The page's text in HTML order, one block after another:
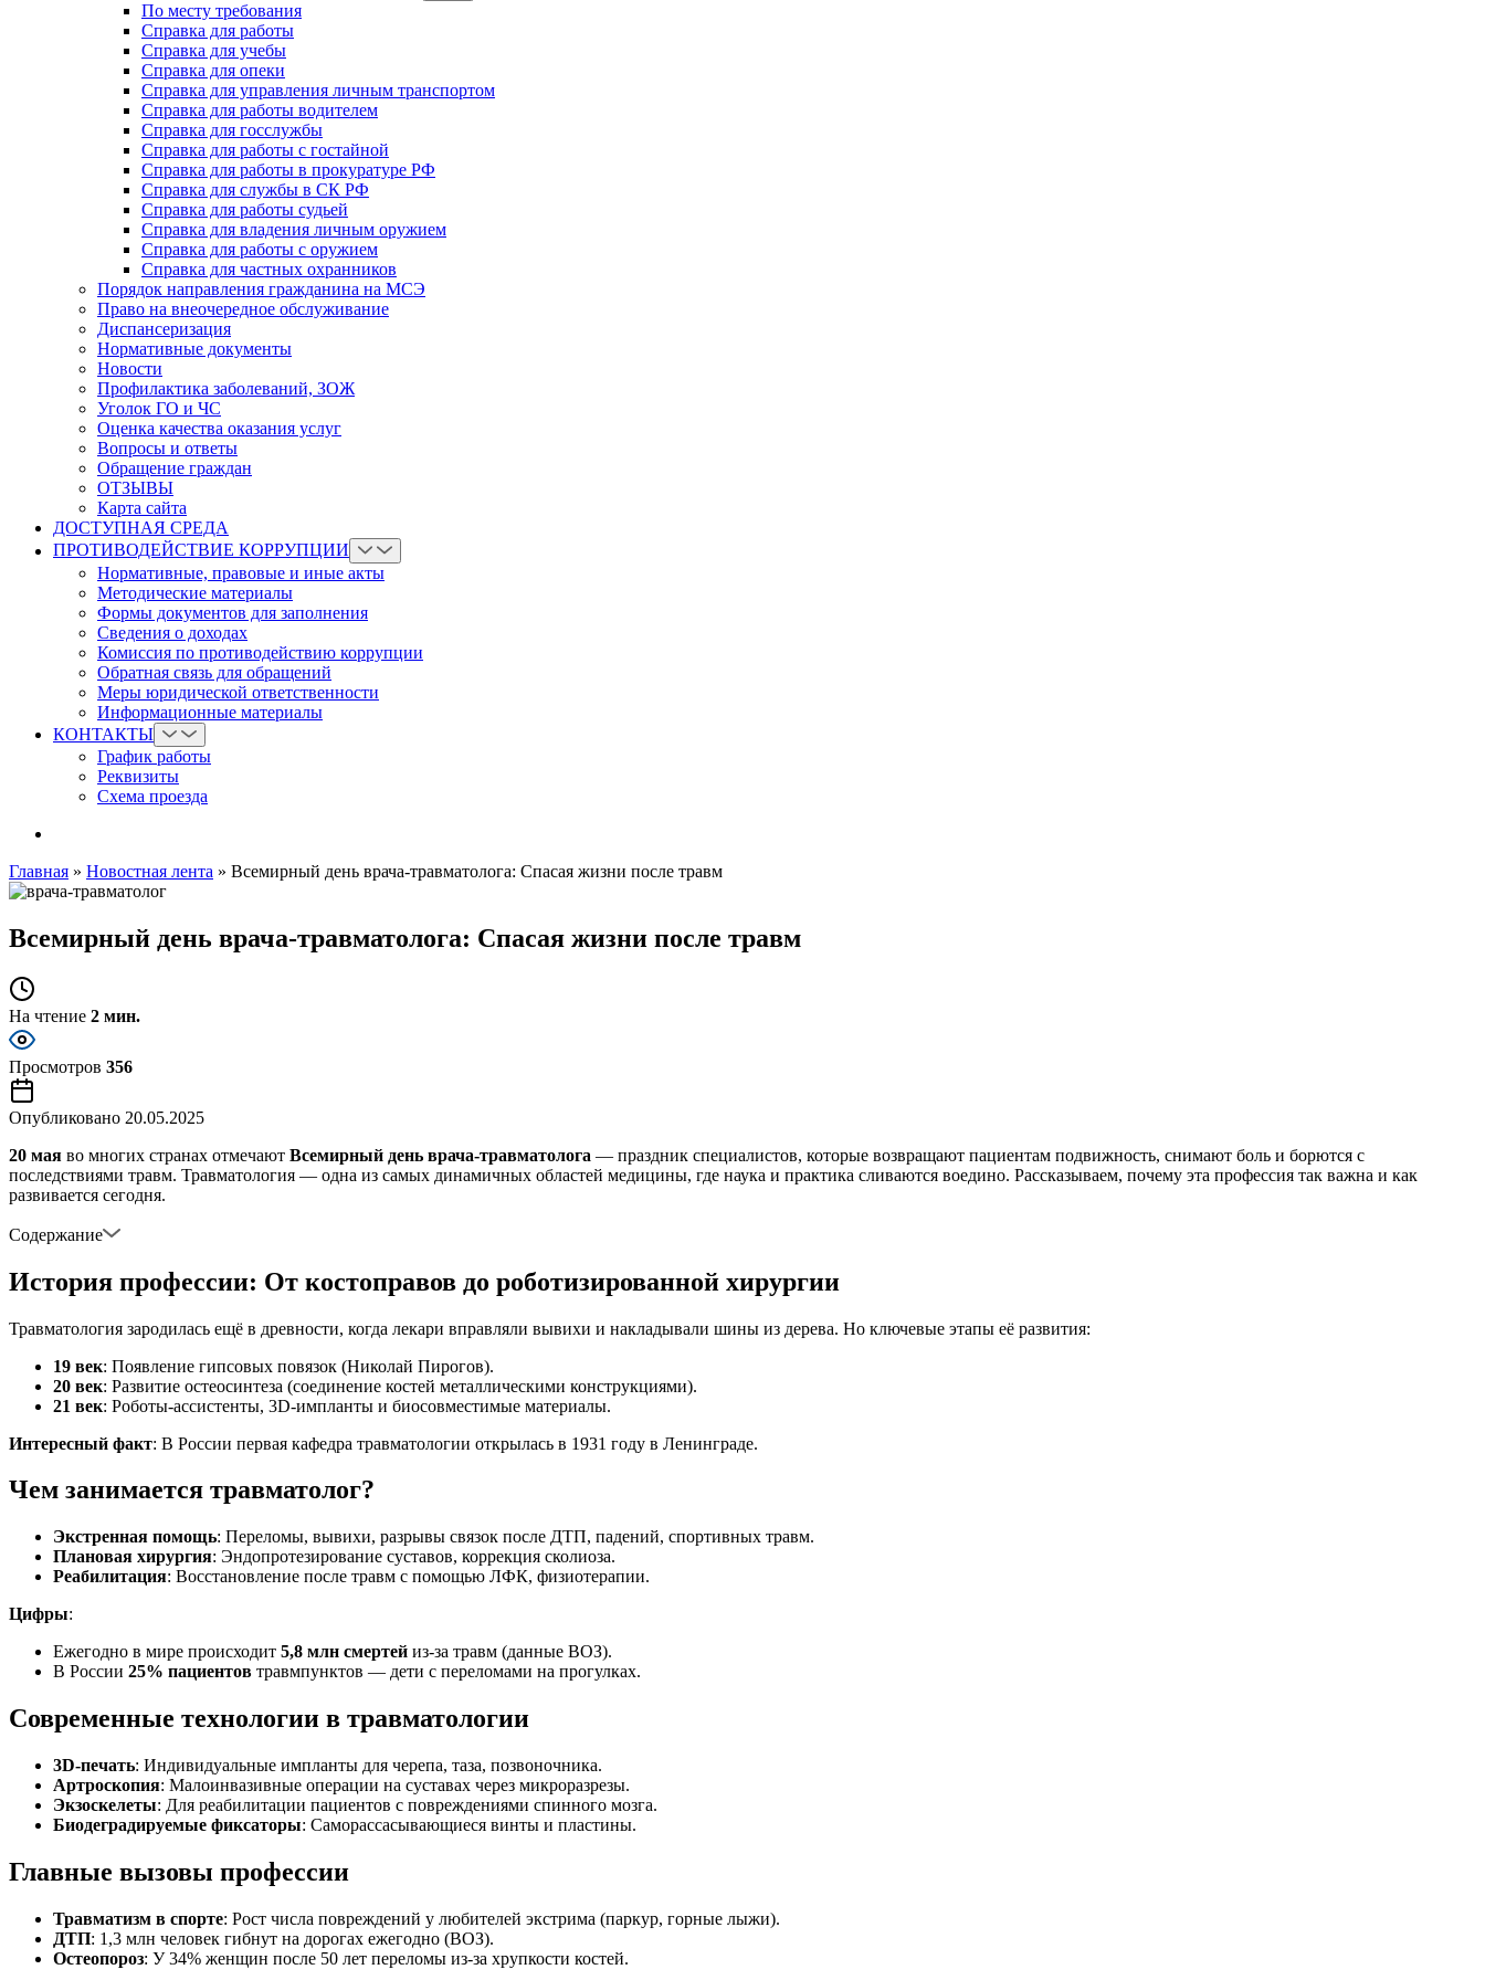
По месту требования
Справка для работы
Справка для учебы
Справка для опеки
Справка для управления личным транспортом
Справка для работы водителем
Справка для госслужбы
Справка для работы с гостайной
Справка для работы в прокуратуре РФ
Справка для службы в СК РФ
Справка для работы судьей
Справка для владения личным оружием
Справка для работы с оружием
Справка для частных охранников
Порядок направления гражданина на МСЭ
Право на внеочередное обслуживание
Диспансеризация
Нормативные документы
Новости
Профилактика заболеваний, ЗОЖ
Уголок ГО и ЧС
Оценка качества оказания услуг
Вопросы и ответы
Обращение граждан
ОТЗЫВЫ
Карта сайта
ДОСТУПНАЯ СРЕДА
ПРОТИВОДЕЙСТВИЕ КОРРУПЦИИ
Нормативные, правовые и иные акты
Методические материалы
Формы документов для заполнения
Сведения о доходах
Комиссия по противодействию коррупции
Обратная связь для обращений
Меры юридической ответственности
Информационные материалы
КОНТАКТЫ
График работы
Реквизиты
Схема проезда
Главная » Новостная лента » Всемирный день врача-травматолога: Спасая жизни после травм
Всемирный день врача-травматолога: Спасая жизни после травм
На чтение 2 мин.
Просмотров 356
Опубликовано 20.05.2025
20 мая во многих странах отмечают Всемирный день врача-травматолога — праздник специалистов, которые возвращают пациентам подвижность, снимают боль и борются с
последствиями травм. Травматология — одна из самых динамичных областей медицины, где наука и практика сливаются воедино. Рассказываем, почему эта профессия так важна и как
развивается сегодня.
Содержание
История профессии: От костоправов до роботизированной хирургии
Травматология зародилась ещё в древности, когда лекари вправляли вывихи и накладывали шины из дерева. Но ключевые этапы её развития:
19 век: Появление гипсовых повязок (Николай Пирогов).
20 век: Развитие остеосинтеза (соединение костей металлическими конструкциями).
21 век: Роботы-ассистенты, 3D-импланты и биосовместимые материалы.
Интересный факт: В России первая кафедра травматологии открылась в 1931 году в Ленинграде.
Чем занимается травматолог?
Экстренная помощь: Переломы, вывихи, разрывы связок после ДТП, падений, спортивных травм.
Плановая хирургия: Эндопротезирование суставов, коррекция сколиоза.
Реабилитация: Восстановление после травм с помощью ЛФК, физиотерапии.
Цифры:
Ежегодно в мире происходит 5,8 млн смертей из-за травм (данные ВОЗ).
В России 25% пациентов травмпунктов — дети с переломами на прогулках.
Современные технологии в травматологии
3D-печать: Индивидуальные импланты для черепа, таза, позвоночника.
Артроскопия: Малоинвазивные операции на суставах через микроразрезы.
Экзоскелеты: Для реабилитации пациентов с повреждениями спинного мозга.
Биодеградируемые фиксаторы: Саморассасывающиеся винты и пластины.
Главные вызовы профессии
Травматизм в спорте: Рост числа повреждений у любителей экстрима (паркур, горные лыжи).
ДТП: 1,3 млн человек гибнут на дорогах ежегодно (ВОЗ).
Остеопороз: У 34% женщин после 50 лет переломы из-за хрупкости костей.